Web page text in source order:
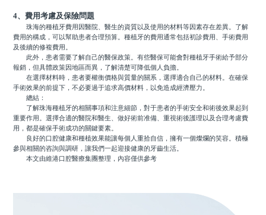
4、費用考慮及保險問題
珠海的種植牙費用因醫院、醫生的資質以及使用的材料等因素存在差異。了解
費用的構成，可以幫助患者合理預算。種植牙的費用通常包括初診費用、手術費用
及後續的修複費用。
此外，患者需要了解自己的醫保政策。有些醫保可能會對種植牙手術給予部分
報銷，但具體政策因地區而異，了解清楚可降低個人負擔。
在選擇材料時，患者要權衡價格與質量的關系，選擇適合自己的材料。在確保
手術效果的前提下，不必要過于追求高價材料，以免造成經濟壓力。
總結：
了解珠海種植牙的相關事項和注意細節，對于患者的手術安全和術後效果起到
重要作用。選擇合適的醫院和醫生、做好術前准備、重視術後護理以及合理考慮費
用，都是確保手術成功的關鍵要素。
良好的口腔健康和種植效果能讓每個人重拾自信，擁有一個燦爛的笑容。積極
參與相關的咨詢與調研，讓我們一起迎接健康的牙齒生活。
本文由維港口腔醫療集團整理，內容僅供參考